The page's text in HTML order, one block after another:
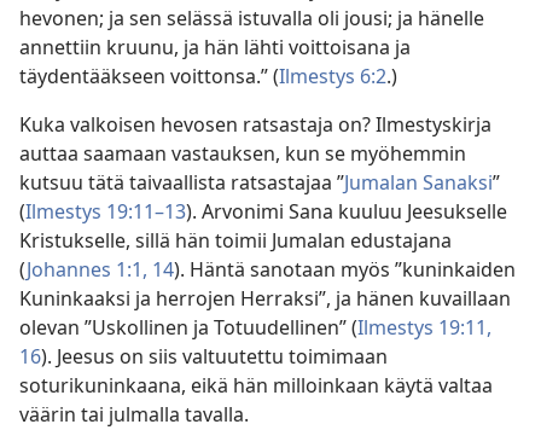
hevonen; ja sen selässä istuvalla oli jousi; ja hänelle
annettiin kruunu, ja hän lähti voittoisana ja
täydentääkseen voittonsa.” (Ilmestys 6:2.)
Kuka valkoisen hevosen ratsastaja on? Ilmestyskirja
auttaa saamaan vastauksen, kun se myöhemmin
kutsuu tätä taivaallista ratsastajaa ”Jumalan Sanaksi”
(Ilmestys 19:11–13). Arvonimi Sana kuuluu Jeesukselle
Kristukselle, sillä hän toimii Jumalan edustajana
(Johannes 1:1, 14). Häntä sanotaan myös ”kuninkaiden
Kuninkaaksi ja herrojen Herraksi”, ja hänen kuvaillaan
olevan ”Uskollinen ja Totuudellinen” (Ilmestys 19:11,
16). Jeesus on siis valtuutettu toimimaan
soturikuninkaana, eikä hän milloinkaan käytä valtaa
väärin tai julmalla tavalla.